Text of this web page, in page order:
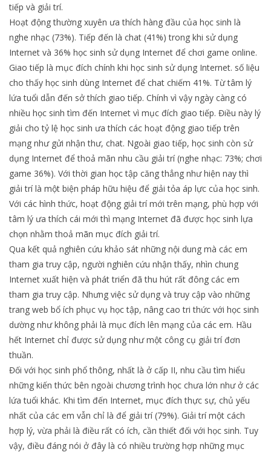
tiếp và giải trí.
Hoạt động thường xuyên ưa thích hàng đầu của học sinh là
nghe nhạc (73%). Tiếp đến là chat (41%) trong khi sử dụng
Internet và 36% học sinh sử dụng Internet để chơi game online.
Giao tiếp là mục đích chính khi học sinh sử dụng Internet. số liệu
cho thấy học sinh dùng Internet để chat chiếm 41%. Từ tâm lý
lứa tuổi dẫn đến sở thích giao tiếp. Chính vì vậy ngày càng có
nhiều học sinh tìm đến Internet vì mục đích giao tiếp. Điều này lý
giải cho tỷ lệ học sinh ưa thích các hoạt động giao tiếp trên
mạng như gửi nhận thư, chat. Ngoài giao tiếp, học sinh còn sử
dụng Internet để thoả mãn nhu cầu giải trí (nghe nhạc: 73%; chơi
game 36%). Với thời gian học tập căng thẳng như hiện nay thì
giải trí là một biện pháp hữu hiệu để giải tỏa áp lực của học sinh.
Với các hình thức, hoạt động giải trí mới trên mạng, phù hợp với
tâm lý ưa thích cái mới thì mạng Internet đã được học sinh lựa
chọn nhằm thoả mãn mục đích giải trí.
Qua kết quả nghiên cứu khảo sát những nội dung mà các em
tham gia truy cập, người nghiên cứu nhận thấy, nhìn chung
Internet xuất hiện và phát triển đã thu hút rất đông các em
tham gia truy cập. Nhưng việc sử dụng và truy cập vào những
trang web bổ ích phục vụ học tập, nâng cao tri thức với học sinh
dường như không phải là mục đích lên mạng của các em. Hầu
hết Internet chỉ được sử dụng như một công cụ giải trí đơn
thuần.
Đối với học sinh phổ thông, nhất là ở cấp II, nhu cầu tìm hiểu
những kiến thức bên ngoài chương trình học chưa lớn như ở các
lứa tuổi khác. Khi tìm đến Internet, mục đích thực sự, chủ yếu
nhất của các em vẫn chỉ là để giải trí (79%). Giải trí một cách
hợp lý, vừa phải là điều rất có ích, cần thiết đối với học sinh. Tuy
vậy, điều đáng nói ở đây là có nhiều trường hợp những mục